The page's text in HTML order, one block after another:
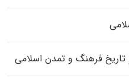
تاریخ فرهنگ و تمدن اسلامی